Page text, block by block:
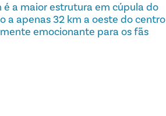
é a maior estrutura em cúpula do
a apenas 32 km a oeste do centro
emocionante para os fãs